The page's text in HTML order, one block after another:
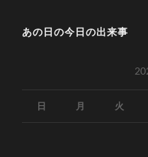
あの日の今日の出来事
日 月 火